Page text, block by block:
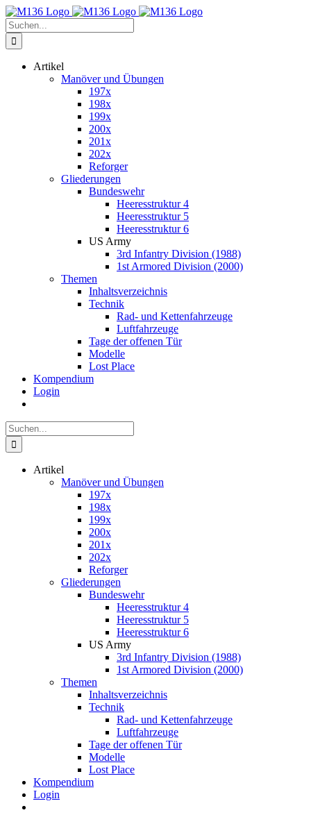
Zum
Inhalt
springen
Suche
nach:
Artikel
Manöver und Übungen
197x
198x
199x
200x
201x
202x
Reforger
Gliederungen
Bundeswehr
Heeresstruktur 4
Heeresstruktur 5
Heeresstruktur 6
US Army
3rd Infantry Division (1988)
1st Armored Division (2000)
Themen
Inhaltsverzeichnis
Technik
Rad- und Kettenfahrzeuge
Luftfahrzeuge
Tage der offenen Tür
Modelle
Lost Place
Kompendium
Login
Suche
nach:
Artikel
Manöver und Übungen
197x
198x
199x
200x
201x
202x
Reforger
Gliederungen
Bundeswehr
Heeresstruktur 4
Heeresstruktur 5
Heeresstruktur 6
US Army
3rd Infantry Division (1988)
1st Armored Division (2000)
Themen
Inhaltsverzeichnis
Technik
Rad- und Kettenfahrzeuge
Luftfahrzeuge
Tage der offenen Tür
Modelle
Lost Place
Kompendium
Login